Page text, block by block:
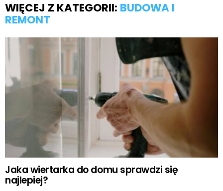
WIĘCEJ Z KATEGORII: BUDOWA I
REMONT
Jaka wiertarka do domu sprawdzi się
najlepiej?